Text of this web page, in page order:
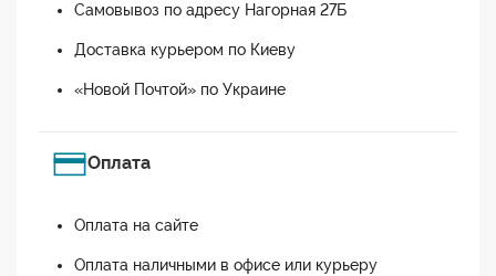
Самовывоз по адресу Нагорная 27Б
Доставка курьером по Киеву
«Новой Почтой» по Украине
Оплата
Оплата на сайте
Оплата наличными в офисе или курьеру